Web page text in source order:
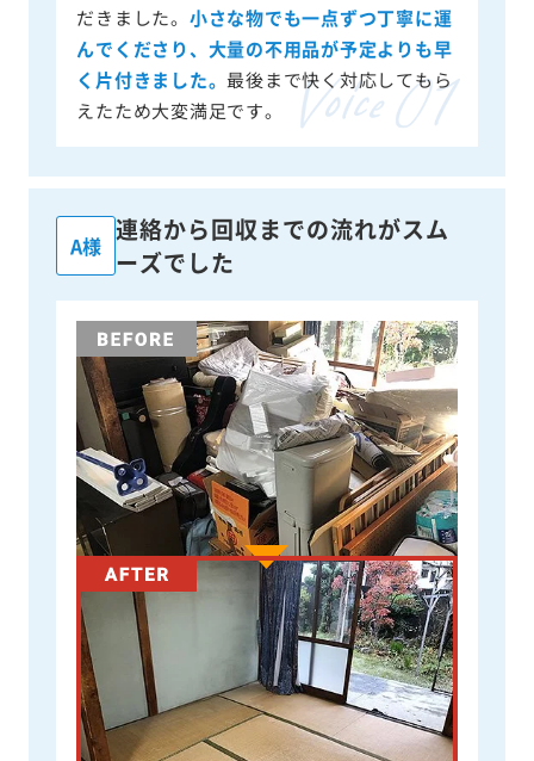
だきました。 小さな物でも一点ずつ丁寧に運
んでくださり、大量の不用品が予定よりも早
く片付きました。 最後まで快く対応してもら
えたため大変満足です。
A様
連絡から回収までの流れがスム
ーズでした